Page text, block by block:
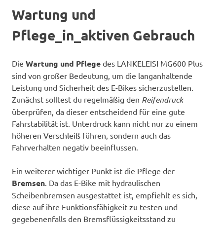
Wartung und
Pflege_in_aktiven Gebrauch
Die Wartung und Pflege des LANKELEISI MG600 Plus
sind von großer Bedeutung, um die langanhaltende
Leistung und Sicherheit des E-Bikes sicherzustellen.
Zunächst solltest du regelmäßig den Reifendruck
überprüfen, da dieser entscheidend für eine gute
Fahrstabilität ist. Unterdruck kann nicht nur zu einem
höheren Verschleiß führen, sondern auch das
Fahrverhalten negativ beeinflussen.
Ein weiterer wichtiger Punkt ist die Pflege der
Bremsen. Da das E-Bike mit hydraulischen
Scheibenbremsen ausgestattet ist, empfiehlt es sich,
diese auf ihre Funktionsfähigkeit zu testen und
gegebenenfalls den Bremsflüssigkeitsstand zu